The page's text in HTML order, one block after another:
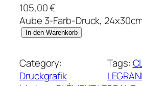
105,00€
Aube 3-Farb-Druck,
C
É
M
In den Warenkorb
Category:
Druckgrafik
Tags: